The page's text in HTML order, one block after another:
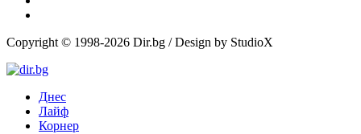
Copyright © 1998-2026 Dir.bg / Design by StudioX
Днес
Лайф
Корнер